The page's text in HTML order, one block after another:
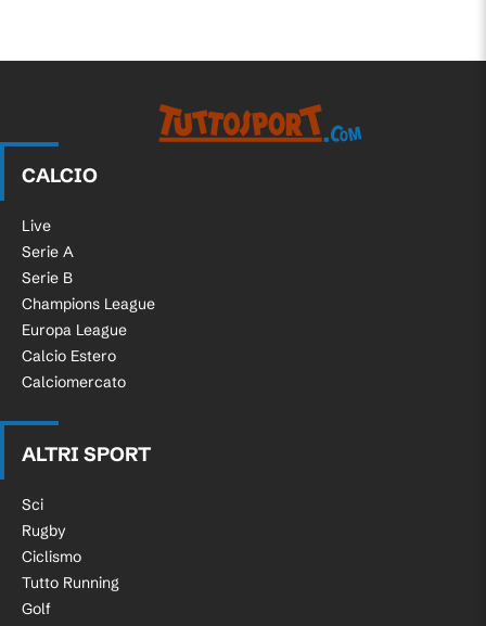
CALCIO
Live
Serie A
Serie B
Champions League
Europa League
Calcio Estero
Calciomercato
ALTRI SPORT
Sci
Rugby
Ciclismo
Tutto Running
Golf